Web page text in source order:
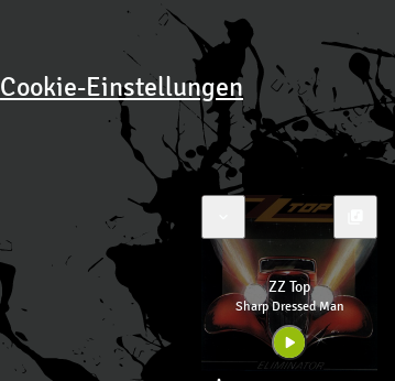
Cookie-Einstellungen
ZZ Top
Sharp Dressed Man
play_arrow